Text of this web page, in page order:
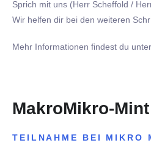
Sprich mit uns (Herr Scheffold /
Wir helfen dir bei den weiteren
Mehr Informationen findest du
MakroMikro-Mint
TEILNAHME BEI MIKRO